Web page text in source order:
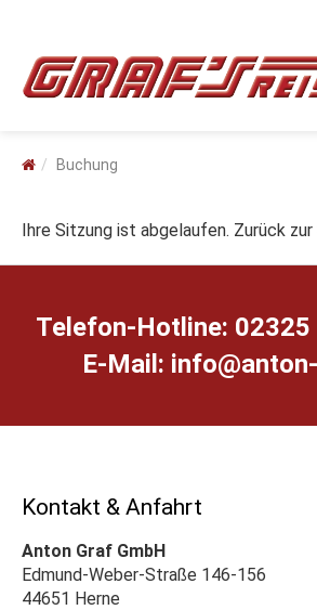
Buchung
Ihre Sitzung ist abgelaufen. Zurück zur
Telefon-Hotline: 02325
E-Mail: ed.farg-
Kontakt & Anfahrt
Anton Graf GmbH
Edmund-Weber-Straße 146-156
44651 Herne